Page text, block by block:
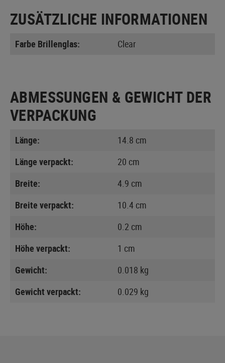
ZUSÄTZLICHE INFORMATIONEN
Farbe Brillenglas: Clear
ABMESSUNGEN & GEWICHT DER
VERPACKUNG
Länge:
14.8 cm
Länge verpackt:
20 cm
Breite:
4.9 cm
Breite verpackt:
10.4 cm
Höhe:
0.2 cm
Höhe verpackt:
1 cm
Gewicht:
0.018 kg
Gewicht verpackt:
0.029 kg